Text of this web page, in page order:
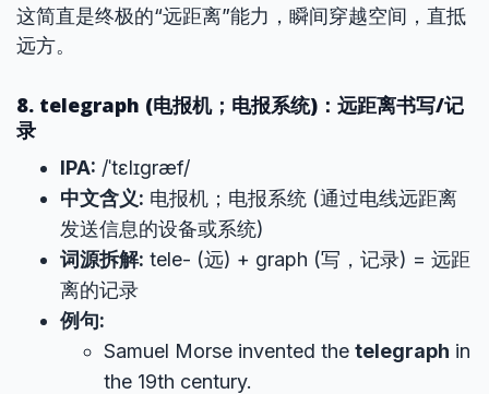
这简直是终极的“远距离”能力，瞬间穿越空间，直抵
远方。
8. telegraph (电报机；电报系统)：远距离书写/记
录
IPA: /ˈtɛlɪɡræf/
中文含义: 电报机；电报系统 (通过电线远距离
发送信息的设备或系统)
词源拆解: tele- (远) + graph (写，记录) = 远距
离的记录
例句:
Samuel Morse invented the telegraph in
the 19th century.